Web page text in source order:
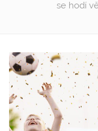
se hodí